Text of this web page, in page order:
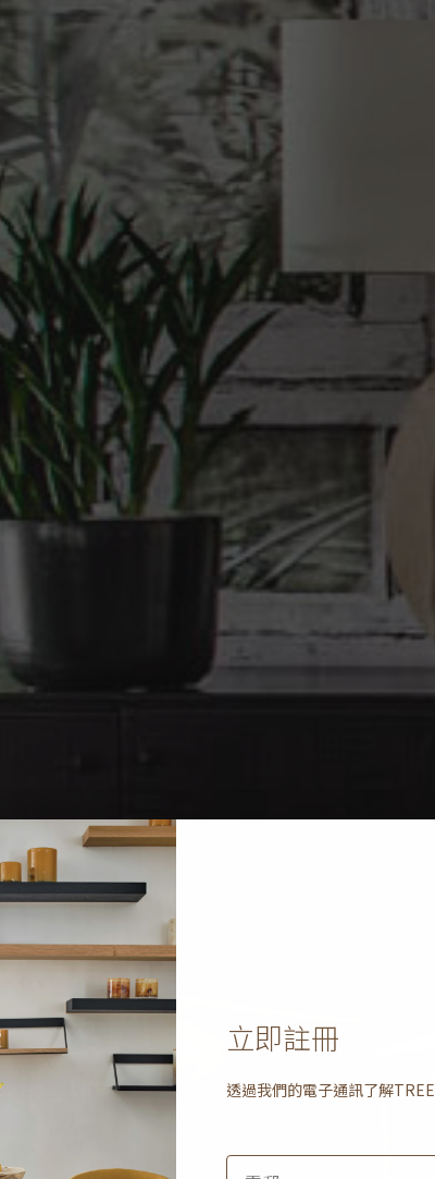
立即註冊
透過我們的電子通訊了解TREE